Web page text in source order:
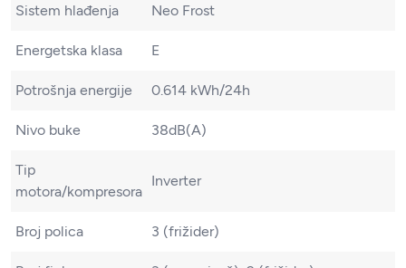
Sistem hlađenja Neo Frost
Energetska klasa E
Potrošnja energije 0.614 kWh/24h
Nivo buke 38dB(A)
Tip
motora/kompresora
Inverter
Broj polica 3 (frižider)